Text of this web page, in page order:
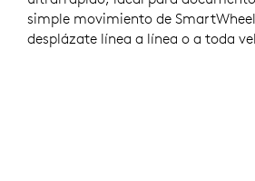
simple movimiento de
desplázate línea a línea o a toda